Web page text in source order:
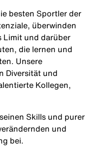
besten Sportler der
überwinden
Limit und darüber
die lernen und
Unsere
Diversität und
Kollegen,
Skills und purer
und
bei.